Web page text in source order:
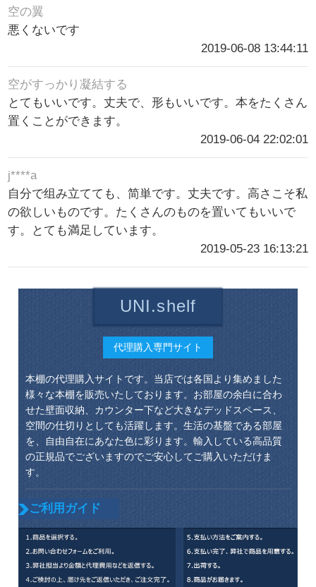
空の翼
悪くないです
2019-06-08 13:44:11
空がすっかり凝結する
とてもいいです。丈夫で、形もいいです。本をたくさん
置くことができます。
2019-06-04 22:02:01
j****a
自分で组み立てても、简単です。丈夫です。高さこそ私
の欲しいものです。たくさんのものを置いてもいいで
す。とても満足しています。
2019-05-23 16:13:21
UNI.shelf
代理購入専門サイト
本棚の代理購入サイトです。当店では各国より集めました
様々な本棚を販売いたしております。お部屋の余白に合わ
せた壁面収納、カウンター下など大きなデッドスペース、
空間の仕切りとしても活躍します。生活の基盤である部屋
を、自由自在にあなた色に彩ります。輸入している高品質
の正規品でございますのでご安心してご購入いただけま
す。
ご利用ガイド